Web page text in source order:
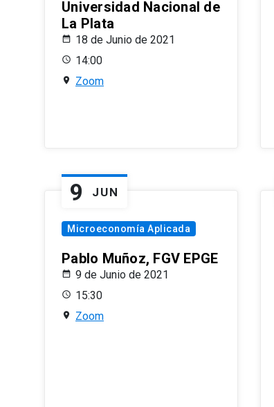
Universidad Nacional de
La Plata
18 de Junio de 2021
14:00
Zoom
9 JUN
Microeconomía Aplicada
Pablo Muñoz, FGV EPGE
9 de Junio de 2021
15:30
Zoom